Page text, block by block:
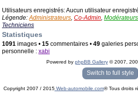
Utilisateurs enregistrés: Aucun utilisateur
Légende:Administrateurs, Co-Admin,
Techniciens
Statistiques
1091 images • 15 commentaires • 49 galeries
personnelle : xabi
Powered by phpBB Gallery© 2007,
« phpBB Gallery » - Traduction française par
darky
Switch to full style
Copyright 2007 / 2015Web-automobile.com® Tous droits